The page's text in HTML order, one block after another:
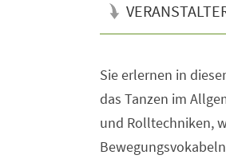
Sie erlernen in
das Tanzen im
und Rolltechniken,